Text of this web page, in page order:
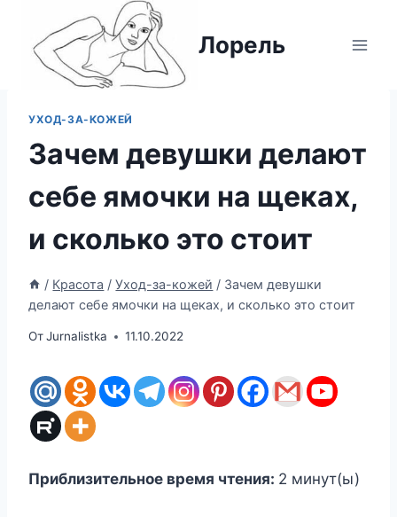
содержимому
Лорель
УХОД-ЗА-КОЖЕЙ
Зачем девушки делают
себе ямочки на щеках,
и сколько это стоит
/ Красота / Уход-за-кожей / Зачем девушки
делают себе ямочки на щеках, и сколько это стоит
ОтJurnalistka 11.10.2022
Приблизительное время чтения: 2 минут(ы)